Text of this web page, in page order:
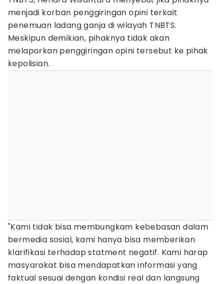
menjadi korban penggiringan opini terkait
penemuan ladang ganja di wilayah TNBTS.
Meskipun demikian, pihaknya tidak akan
melaporkan penggiringan opini tersebut ke pihak
kepolisian.
"Kami tidak bisa membungkam kebebasan dalam
bermedia sosial, kami hanya bisa memberikan
klarifikasi terhadap statment negatif. Kami harap
masyarakat bisa mendapatkan informasi yang
faktual sesuai dengan kondisi real dan langsung